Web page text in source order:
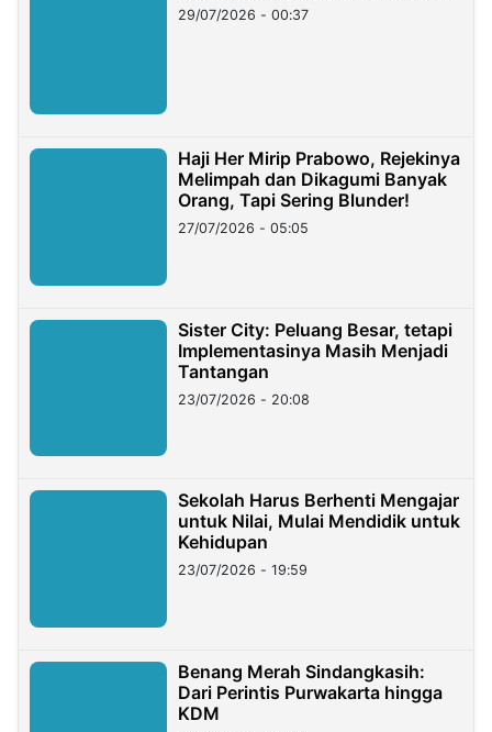
29/07/2026 - 00:37
Haji Her Mirip Prabowo, Rejekinya
Melimpah dan Dikagumi Banyak
Orang, Tapi Sering Blunder!
27/07/2026 - 05:05
Sister City: Peluang Besar, tetapi
Implementasinya Masih Menjadi
Tantangan
23/07/2026 - 20:08
Sekolah Harus Berhenti Mengajar
untuk Nilai, Mulai Mendidik untuk
Kehidupan
23/07/2026 - 19:59
Benang Merah Sindangkasih:
Dari Perintis Purwakarta hingga
KDM